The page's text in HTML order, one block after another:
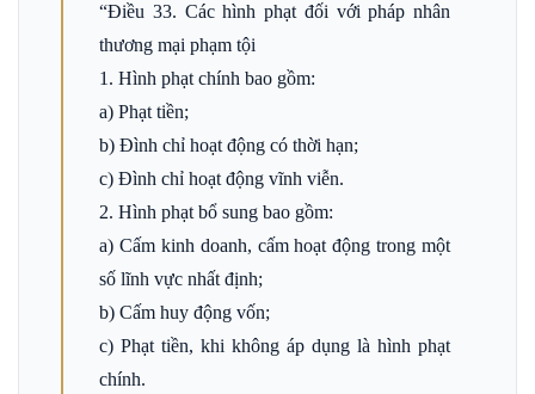
“Điều 33. Các hình phạt đối với pháp nhân
thương mại phạm tội
1. Hình phạt chính bao gồm:
a) Phạt tiền;
b) Đình chỉ hoạt động có thời hạn;
c) Đình chỉ hoạt động vĩnh viễn.
2. Hình phạt bổ sung bao gồm:
a) Cấm kinh doanh, cấm hoạt động trong một
số lĩnh vực nhất định;
b) Cấm huy động vốn;
c) Phạt tiền, khi không áp dụng là hình phạt
chính.